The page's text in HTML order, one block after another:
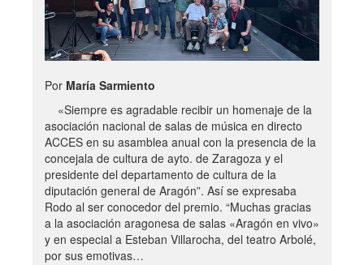
Por María Sarmiento
«Siempre es agradable recibir un homenaje de la
asociación nacional de salas de música en directo
ACCES en su asamblea anual con la presencia de la
concejala de cultura de ayto. de Zaragoza y el
presidente del departamento de cultura de la
diputación general de Aragón”. Así se expresaba
Rodo al ser conocedor del premio. “Muchas gracias
a la asociación aragonesa de salas «Aragón en vivo»
y en especial a Esteban Villarocha, del teatro Arbolé,
por sus emotivas…